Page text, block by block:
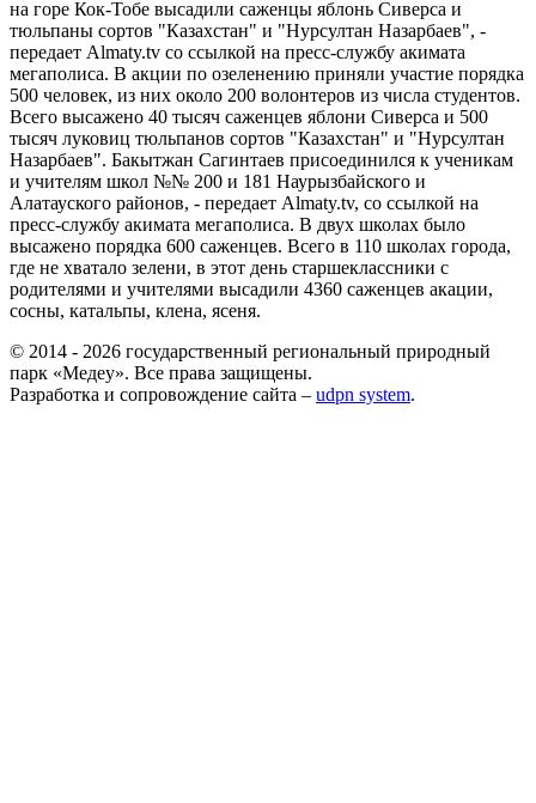
на горе Кок-Тобе высадили саженцы яблонь Сиверса и
тюльпаны сортов "Казахстан" и "Нурсултан Назарбаев", -
передает Аlmaty.tv со ссылкой на пресс-службу акимата
мегаполиса. В акции по озеленению приняли участие порядка
500 человек, из них около 200 волонтеров из числа студентов.
Всего высажено 40 тысяч саженцев яблони Сиверса и 500
тысяч луковиц тюльпанов сортов "Казахстан" и "Нурсултан
Назарбаев". Бакытжан Сагинтаев присоединился к ученикам
и учителям школ №№ 200 и 181 Наурызбайского и
Алатауского районов, - передает Аlmaty.tv, со ссылкой на
пресс-службу акимата мегаполиса. В двух школах было
высажено порядка 600 саженцев. Всего в 110 школах города,
где не хватало зелени, в этот день старшеклассники с
родителями и учителями высадили 4360 саженцев акации,
сосны, катальпы, клена, ясеня.
© 2014 - 2026 государственный региональный природный
парк «Медеу». Все права защищены.
Разработка и сопровождение сайта – udpn system.